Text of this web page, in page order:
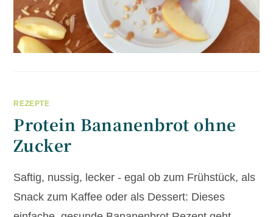
REZEPTE
Protein Bananenbrot ohne
Zucker
Saftig, nussig, lecker - egal ob zum Frühstück, als
Snack zum Kaffee oder als Dessert: Dieses